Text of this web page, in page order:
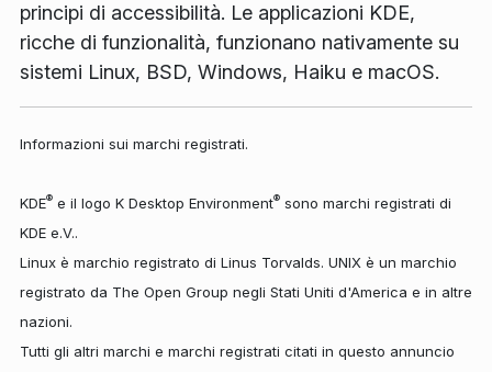
principi di accessibilità. Le applicazioni KDE,
ricche di funzionalità, funzionano nativamente su
sistemi Linux, BSD, Windows, Haiku e macOS.
Informazioni sui marchi registrati.
KDE® e il logo K Desktop Environment® sono marchi registrati di
KDE e.V..
Linux è marchio registrato di Linus Torvalds. UNIX è un marchio
registrato da The Open Group negli Stati Uniti d'America e in altre
nazioni.
Tutti gli altri marchi e marchi registrati citati in questo annuncio